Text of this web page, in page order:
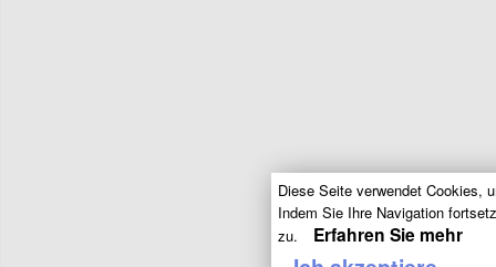
Diese Seite verwendet Cookies,
Indem Sie Ihre Navigation
zu.
Erfahren Sie mehr